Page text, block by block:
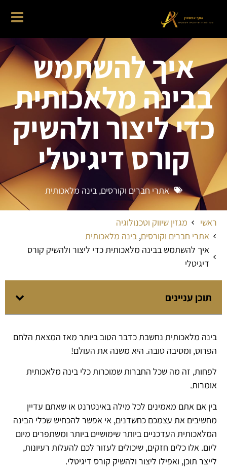
איך להשתמש
בבינה מלאכותית
כדי ליצור ולהשיק
קורס דיגיטלי
אתרי חברים וקורסים, בינה מלאכותית
ראשי
מגזין שיווק וטכנולוגיה
אתרי חברים וקורסים, בינה מלאכותית
איך להשתמש בבינה מלאכותית כדי ליצור ולהשיק קורס
דיגיטלי
תוכן עניינים
בינה מלאכותית נחשבת כדבר הטוב ביותר מאז המצאת הלחם
הפרוס, ומסיבה טובה. היא משנה את העולם!
לפחות, זה מה שכל החברות שמוכרות כלי בינה מלאכותית
אומרות.
בין אם אתם מאמינים לכל מילה באינטרנט או שאתם עדיין
מחשיבים את עצמכם כחשדנים, אי אפשר להכחיש שכלי הבינה
המלאכותית העדכניים ביותר שימושיים ביותר ומשתפרים מיום
ליום. אלו כלים חזקים, שיכולים לעזור לכם להעלות רעיונות,
לייצר תוכן, ואפילו ליצור ולהשיק קורס דיגיטלי.